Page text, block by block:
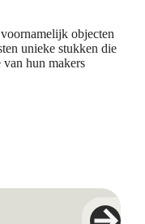
objecten
unieke stukken die
van hun makers